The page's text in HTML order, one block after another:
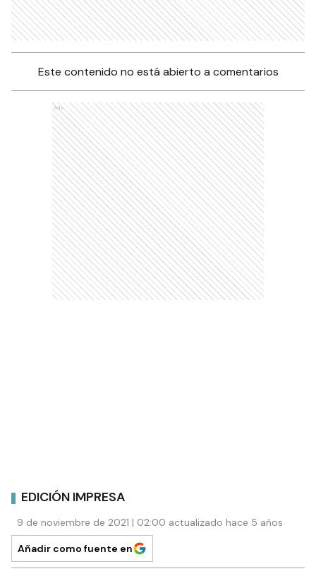
Este contenido no está abierto a comentarios
Ads
EDICIÓN IMPRESA
9 de noviembre de 2021 | 02:00 actualizado hace 5 años
Añadir como fuente en